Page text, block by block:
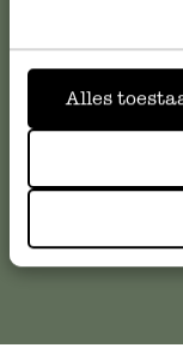
Alles
veuillez contacter
nos réponses aux